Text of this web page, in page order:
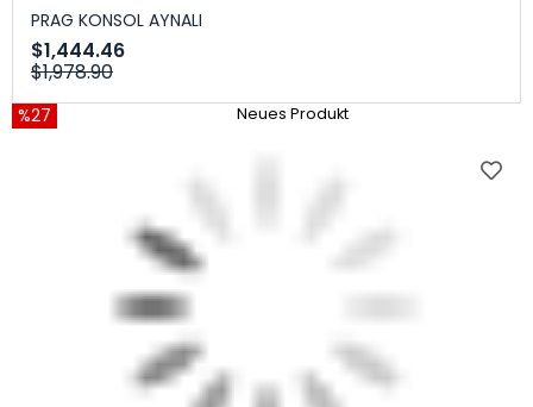
PRAG KONSOL AYNALI
$1,444.46
$1,978.90
%27 Neues Produkt